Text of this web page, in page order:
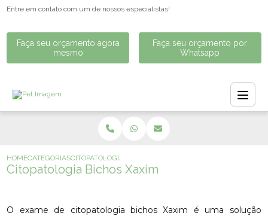
Entre em contato com um de nossos especialistas!
Faça seu orçamento agora
mesmo
Faça seu orçamento por
Whatsapp
HOMECATEGORIASCITOPATOLOGIA BICHOS XAXIM
Citopatologia Bichos Xaxim
O exame de citopatologia bichos Xaxim é uma solução